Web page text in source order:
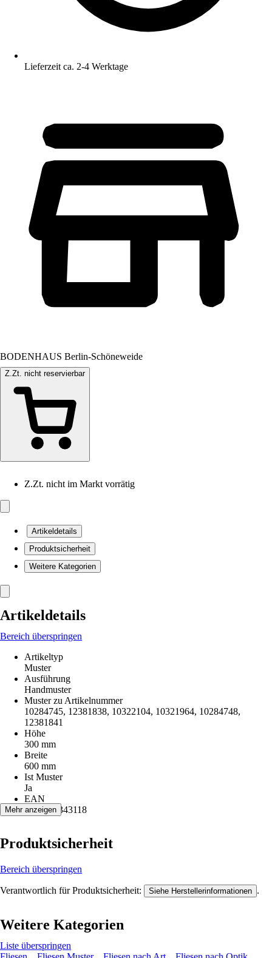
Lieferzeit ca. 2-4 Werktage
BODENHAUS Berlin-Schöneweide
Z.Zt. nicht reservierbar
Z.Zt. nicht im Markt vorrätig
Artikeldetails
Produktsicherheit
Weitere Kategorien
Artikeldetails
Bereich überspringen
Artikeltyp
Muster
Ausführung
Handmuster
Muster zu Artikelnummer
10284745, 12381838, 10322104, 10321964, 10284748,
12381841
Höhe
300 mm
Breite
600 mm
Ist Muster
Ja
EAN
2007010343118
Mehr anzeigen
Produktsicherheit
Bereich überspringen
Verantwortlich für Produktsicherheit: Siehe Herstellerinformationen .
Weitere Kategorien
Liste überspringen